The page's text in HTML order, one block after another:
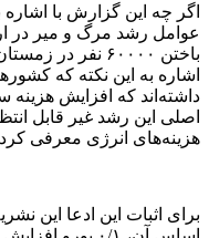
اگر چه این گزارش با
عوامل رشد مرگ و میر در
باختن ۶۰۰۰۰ نفر
اشاره به این نکته که
داشته‌اند که افزایش
اصلی این رشد غیر قابل
هزینه‌های انرژی معرفی
برای اثبات این ادعا این